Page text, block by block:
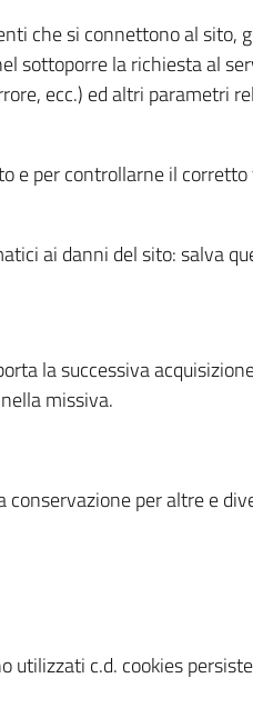
che si connettono al sito,
sottoporre la richiesta al
ecc.) ed altri parametri
e per controllarne il
ai danni del sito: salva
la successiva
missiva.
per altre e
utilizzati c.d. cookies